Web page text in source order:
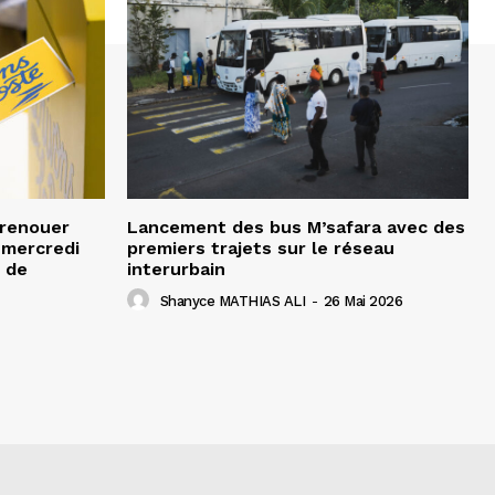
de
Lancement des bus M’safara avec des
premiers trajets sur le réseau
interurbain
Shanyce MATHIAS ALI - 26 Mai 2026